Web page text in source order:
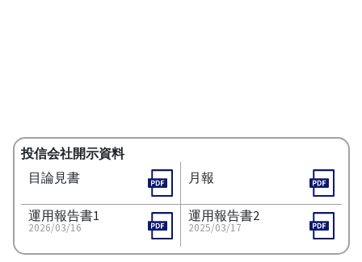
投信会社開示資料
目論見書
月報
運用報告書1
2026/03/16
運用報告書2
2025/03/17